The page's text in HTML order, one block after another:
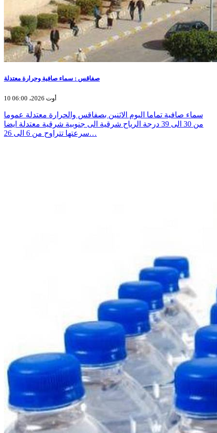
صفاقس : سماء صافية وحرارة معتدلة
10 أوت 2026، 06:00
سماء صافية تماما اليوم الاثنين بصفاقس والحرارة معتدلة عموما
من 30 الى 39 درجة الرياح شرقية الى جنوبية شرقية معتدلة ايضا
سرعتها تتراوح من 6 الى 26…